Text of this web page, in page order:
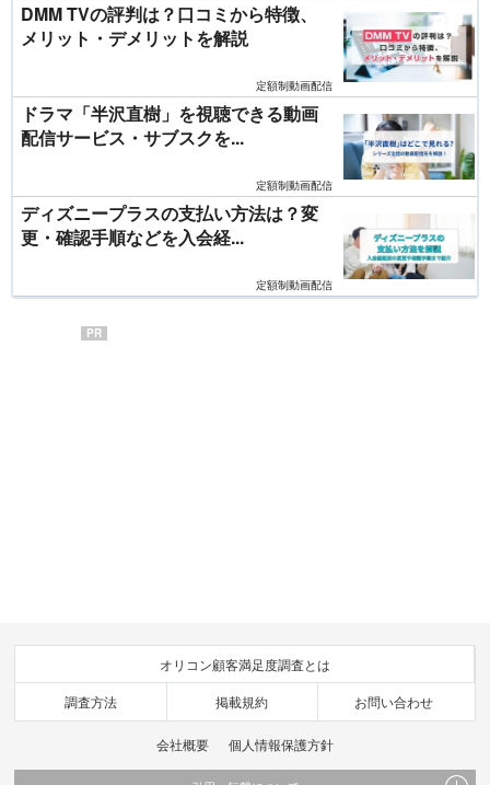
DMM TVの評判は？口コミから特徴、
メリット・デメリットを解説
定額制動画配信
ドラマ「半沢直樹」を視聴できる動画
配信サービス・サブスクを...
定額制動画配信
ディズニープラスの支払い方法は？変
更・確認手順などを入会経...
定額制動画配信
PR
オリコン顧客満足度調査とは
調査方法 掲載規約 お問い合わせ
会社概要 個人情報保護方針